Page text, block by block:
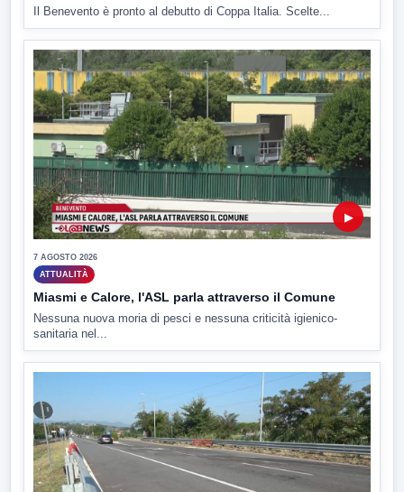
Il Benevento è pronto al debutto di Coppa Italia. Scelte...
▶
7 AGOSTO 2026
ATTUALITÀ
Miasmi e Calore, l'ASL parla attraverso il Comune
Nessuna nuova moria di pesci e nessuna criticità igienico-
sanitaria nel...